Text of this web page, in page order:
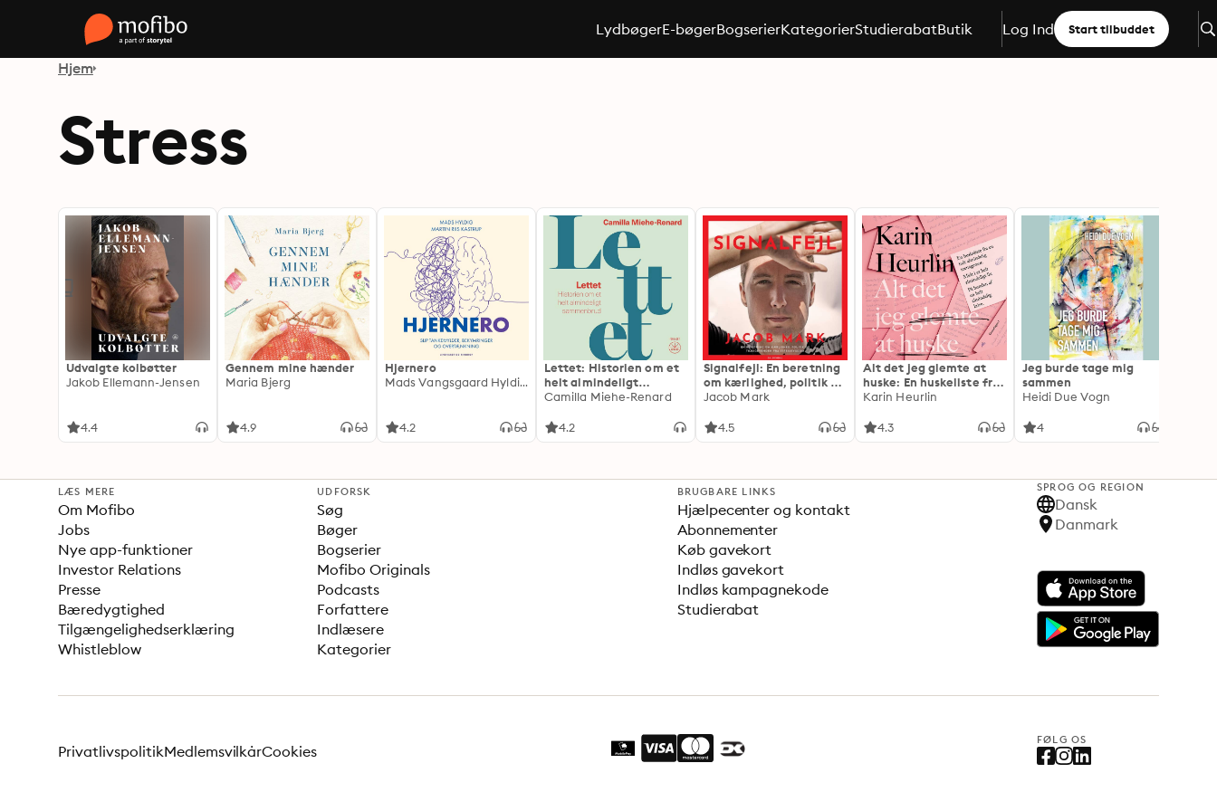
LydbøgerE-bøgerBogserierKategorierStudierabatButik Log Ind Start tilbuddet
Hjem
Stress
Udvalgte kolbøtter
Jakob Ellemann-Jensen
4.4
Gennem mine hænder
Maria Bjerg
4.9
Hjernero
Mads Vangsgaard Hyldig, Martin Riis Kastrup, Mindcamp, Peter Vangsgaard Hyldig
4.2
Lettet: Historien om et
helt almindeligt
sammenbrud
Camilla Miehe-Renard
4.2
Signalfejl: En beretning
om kærlighed, politik og
tilbagevenden fra
Jacob Mark
4.5
Alt det jeg glemte at
huske: En huskeliste fra
en helt almindelig
helt almindeligt liv. På
Karin Heurlin
4.3
Jeg burde tage mig
sammen
Heidi Due Vogn
4
LÆS MERE
Om Mofibo
Jobs
Nye app-funktioner
Investor Relations
Presse
Bæredygtighed
Tilgængelighedserklæring
Whistleblow
UDFORSK
Søg
Bøger
Bogserier
Mofibo Originals
Podcasts
Forfattere
Indlæsere
Kategorier
BRUGBARE LINKS
Hjælpecenter og kontakt
Abonnementer
Køb gavekort
Indløs gavekort
Indløs kampagnekode
Studierabat
SPROG OG REGION
Dansk
Danmark
FØLG OS
PrivatlivspolitikMedlemsvilkårCookies